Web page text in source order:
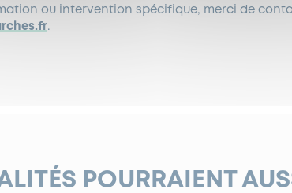
ou intervention spécifique, merci de
.
POURRAIENT